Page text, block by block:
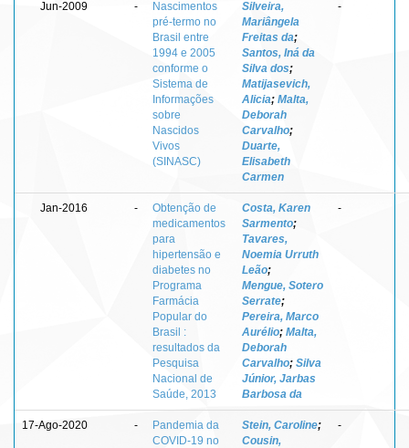
Jun-2009 -
Nascimentos
pré-termo no
Brasil entre
1994 e 2005
conforme o
Sistema de
Informações
sobre
Nascidos
Vivos
(SINASC)
Silveira,
Mariângela
Freitas da;
Santos, Iná da
Silva dos;
Matijasevich,
Alicia; Malta,
Deborah
Carvalho;
Duarte,
Elisabeth
Carmen
-
Jan-2016 -
Obtenção de
medicamentos
para
hipertensão e
diabetes no
Programa
Farmácia
Popular do
Brasil :
resultados da
Pesquisa
Nacional de
Saúde, 2013
Costa, Karen
Sarmento;
Tavares,
Noemia Urruth
Leão;
Mengue, Sotero
Serrate;
Pereira, Marco
Aurélio; Malta,
Deborah
Carvalho; Silva
Júnior, Jarbas
Barbosa da
-
17-Ago-2020 -
Pandemia da
COVID-19 no
Stein, Caroline;
Cousin,
-